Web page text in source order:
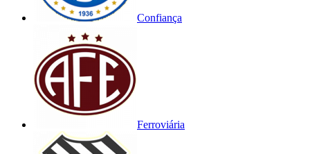
Confiança
Ferroviária